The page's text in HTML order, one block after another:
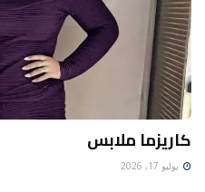
كاريزما ملابس
يوليو 17, 2026